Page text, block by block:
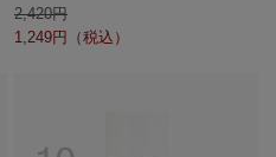
2,420
1,249